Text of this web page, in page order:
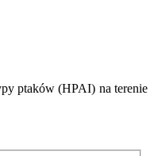
ptaków (HPAI) na terenie